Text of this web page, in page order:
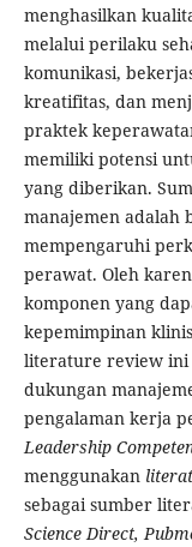
menghasilkan
melalui perilaku
komunikasi,
kreatifitas, dan
praktek
memiliki potensi
yang diberikan.
manajemen adalah
mempengaruhi
perawat. Oleh
komponen yang
kepemimpinan
literature review ini
dukungan
pengalaman kerja
Leadership
menggunakan
sebagai sumber
Science Direct,